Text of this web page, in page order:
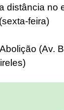
distância no
feira)
(Av.